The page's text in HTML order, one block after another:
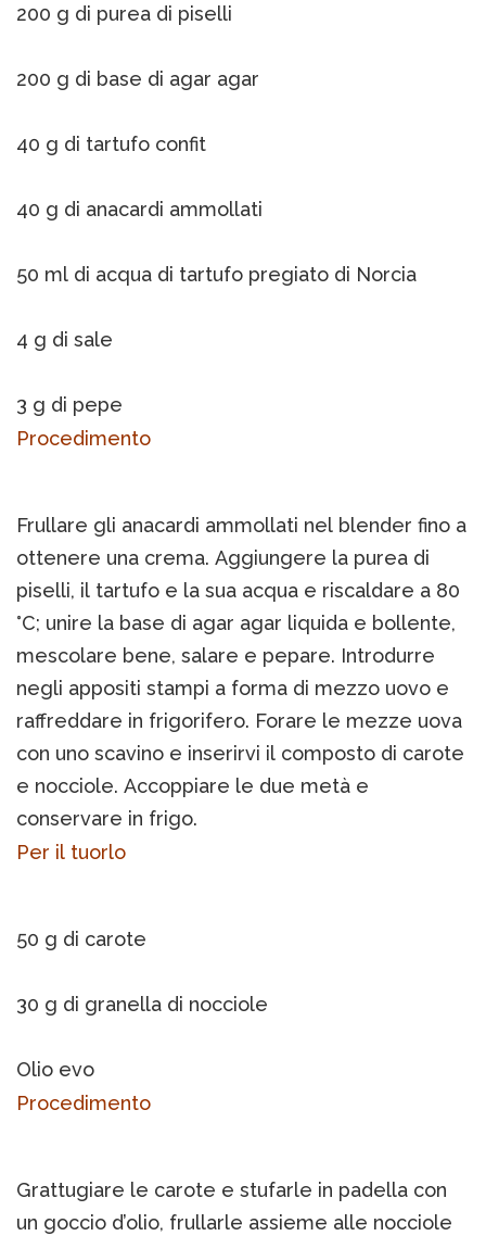
200 g di purea di piselli
200 g di base di agar agar
40 g di tartufo confit
40 g di anacardi ammollati
50 ml di acqua di tartufo pregiato di Norcia
4 g di sale
3 g di pepe
Procedimento
Frullare gli anacardi ammollati nel blender fino a
ottenere una crema. Aggiungere la purea di
piselli, il tartufo e la sua acqua e riscaldare a 80
°C; unire la base di agar agar liquida e bollente,
mescolare bene, salare e pepare. Introdurre
negli appositi stampi a forma di mezzo uovo e
raffreddare in frigorifero. Forare le mezze uova
con uno scavino e inserirvi il composto di carote
e nocciole. Accoppiare le due metà e
conservare in frigo.
Per il tuorlo
50 g di carote
30 g di granella di nocciole
Olio evo
Procedimento
Grattugiare le carote e stufarle in padella con
un goccio d’olio, frullarle assieme alle nocciole